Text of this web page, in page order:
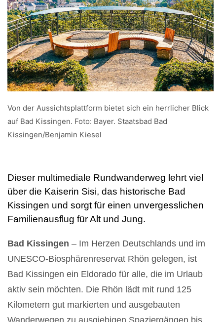
Von der Aussichtsplattform bietet sich ein herrlicher Blick
auf Bad Kissingen. Foto: Bayer. Staatsbad Bad
Kissingen/Benjamin Kiesel
Dieser multimediale Rundwanderweg lehrt viel
über die Kaiserin Sisi, das historische Bad
Kissingen und sorgt für einen unvergesslichen
Familienausflug für Alt und Jung.
Bad Kissingen – Im Herzen Deutschlands und im
UNESCO-Biosphärenreservat Rhön gelegen, ist
Bad Kissingen ein Eldorado für alle, die im Urlaub
aktiv sein möchten. Die Rhön lädt mit rund 125
Kilometern gut markierten und ausgebauten
Wanderwegen zu ausgiebigen Spaziergängen bis